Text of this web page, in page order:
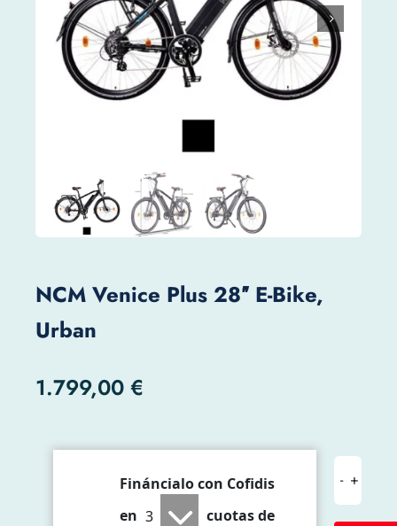
NCM Venice Plus 28″ E-Bike,
Urban
1.799,00 €
Fináncialo con Cofidis
en
cuotas de
NCM